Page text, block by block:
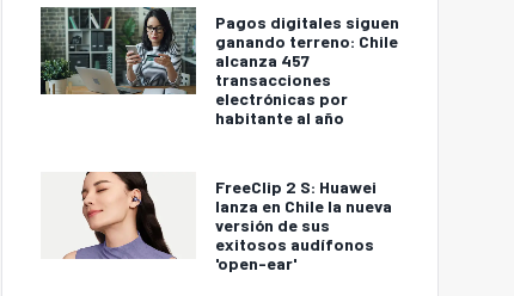
Pagos digitales siguen
ganando terreno: Chile
alcanza 457
transacciones
electrónicas por
habitante al año
FreeClip 2 S: Huawei
lanza en Chile la nueva
versión de sus
exitosos audífonos
'open-ear'